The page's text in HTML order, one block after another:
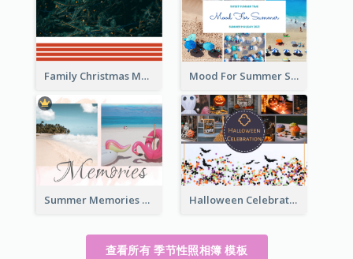
Family Christmas Memories Seasonal Photo Book Mood For Summer Seasonal Photo Book
Summer Memories Seasonal Photo Book Halloween Celebration Photo Book
查看所有 季节性照相簿 模板